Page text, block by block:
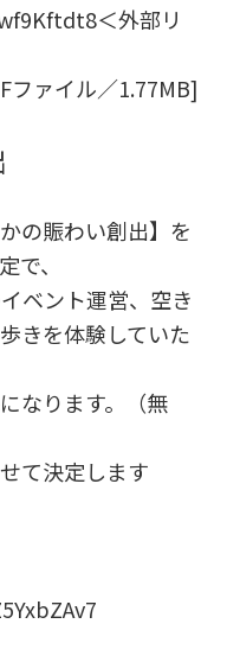
＜外部リ
ファイル／1.77MB]
の賑わい創出】を
で、
ベント運営、空き
きを体験していた
なります。（無
て決定します